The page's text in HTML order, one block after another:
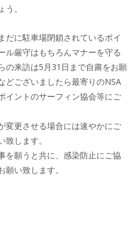
。
だに駐車場閉鎖されているポイ
ル厳守はもちろんマナーを守る
の来訪は5月31日まで自粛をお願
どございましたら最寄りのNSA
イントのサーフィン協会等にご
変更させる場合には速やかにご
します。
を願うと共に、感染防止にご協
い致します。